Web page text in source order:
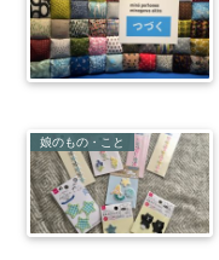
娘のもの・こと